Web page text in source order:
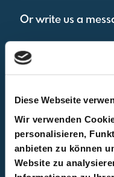
Diese Webseite
Wir verwenden
personalisieren,
anbieten zu können
Website zu
Or write us a